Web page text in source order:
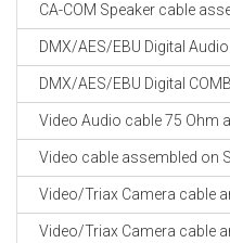
CA-COM Speaker cable
DMX/AES/EBU Digital
DMX/AES/EBU Digital
Video Audio cable 75 Ohm
Video cable assembled on
Video/Triax Camera cable
Video/Triax Camera cable